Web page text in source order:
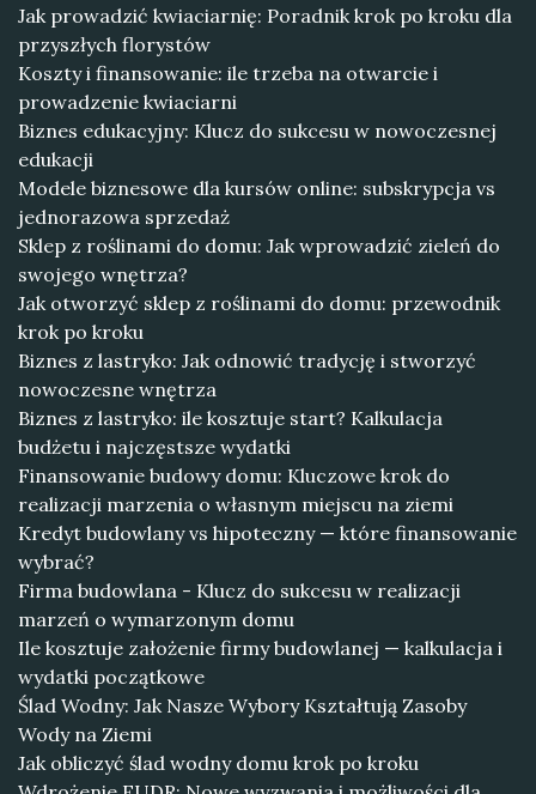
Jak prowadzić kwiaciarnię: Poradnik krok po kroku dla
przyszłych florystów
Koszty i finansowanie: ile trzeba na otwarcie i
prowadzenie kwiaciarni
Biznes edukacyjny: Klucz do sukcesu w nowoczesnej
edukacji
Modele biznesowe dla kursów online: subskrypcja vs
jednorazowa sprzedaż
Sklep z roślinami do domu: Jak wprowadzić zieleń do
swojego wnętrza?
Jak otworzyć sklep z roślinami do domu: przewodnik
krok po kroku
Biznes z lastryko: Jak odnowić tradycję i stworzyć
nowoczesne wnętrza
Biznes z lastryko: ile kosztuje start? Kalkulacja
budżetu i najczęstsze wydatki
Finansowanie budowy domu: Kluczowe krok do
realizacji marzenia o własnym miejscu na ziemi
Kredyt budowlany vs hipoteczny — które finansowanie
wybrać?
Firma budowlana - Klucz do sukcesu w realizacji
marzeń o wymarzonym domu
Ile kosztuje założenie firmy budowlanej — kalkulacja i
wydatki początkowe
Ślad Wodny: Jak Nasze Wybory Kształtują Zasoby
Wody na Ziemi
Jak obliczyć ślad wodny domu krok po kroku